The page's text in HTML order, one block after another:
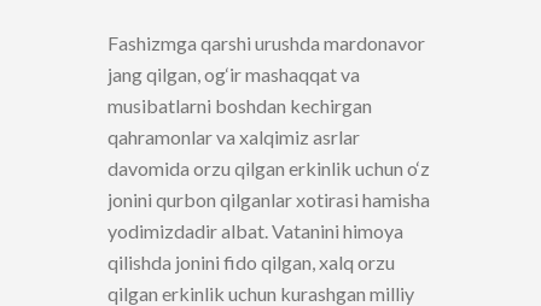
Fashizmga qarshi urushda mardonavor
jang qilgan, og‘ir mashaqqat va
musibatlarni boshdan kechirgan
qahramonlar va xalqimiz asrlar
davomida orzu qilgan erkinlik uchun o‘z
jonini qurbon qilganlar xotirasi hamisha
yodimizdadir albat. Vatanini himoya
qilishda jonini fido qilgan, xalq orzu
qilgan erkinlik uchun kurashgan milliy